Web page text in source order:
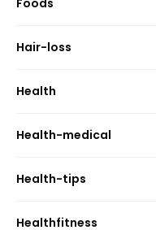
Foods
Hair-loss
Health
Health-medical
Health-tips
Healthfitness